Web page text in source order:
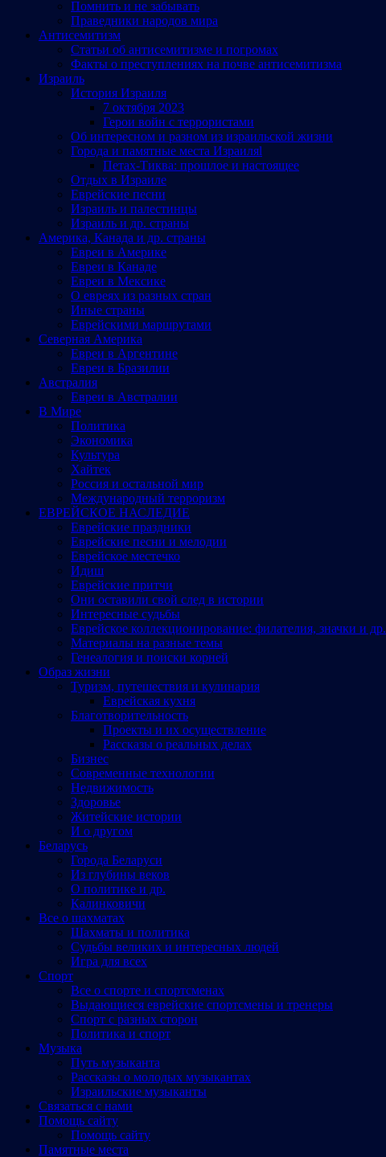
Помнить и не забывать
Праведники народов мира
Антисемитизм
Статьи об антисемитизме и погромах
Факты о преступлениях на почве антисемитизма
Израиль
История Израиля
7 октября 2023
Герои войн с террористами
Об интересном и разном из израильской жизни
Города и памятные места Израиляl
Петах-Тиква: прошлое и настоящее
Отдых в Израиле
Еврейские песни
Израиль и палестинцы
Израиль и др. страны
Америка, Канада и др. страны
Евреи в Америке
Евреи в Канаде
Евреи в Мексике
О евреях из разных стран
Иные страны
Еврейскими маршрутами
Северная Америка
Евреи в Аргентине
Евреи в Бразилии
Австралия
Евреи в Австралии
В Мире
Политика
Экономика
Культура
Хайтек
Россия и остальной мир
Международный терроризм
ЕВРЕЙСКОЕ НАСЛЕДИЕ
Еврейские праздники
Еврейские песни и мелодии
Еврейское местечко
Идиш
Еврейские притчи
Они оставили свой след в истории
Интересные судьбы
Еврейское коллекционирование: филателия, значки и др.
Материалы на разные темы
Генеалогия и поиски корней
Образ жизни
Туризм, путешествия и кулинария
Еврейская кухня
Благотворительность
Проекты и их осуществление
Рассказы о реальных делах
Бизнес
Современные технологии
Недвижимость
Здоровье
Житейские истории
И о другом
Беларусь
Города Беларуси
Из глубины веков
О политике и др.
Калинковичи
Все о шахматах
Шахматы и политика
Судьбы великих и интересных людей
Игра для всех
Спорт
Все о спорте и спортсменах
Выдающиеся еврейские спортсмены и тренеры
Спорт с разных сторон
Политика и спорт
Музыка
Путь музыканта
Рассказы о молодых музыкантах
Израильские музыканты
Cвязаться с нами
Помощь сайту
Помощь сайту
Памятные места